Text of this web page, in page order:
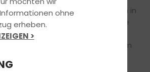
winterlicher Stimmung, Glühwein in
Portion Ehrgeiz wurde
Ob Naturtalent oder
stand ganz klar der Teamgeist im
definitiv nicht zu kurz!
ohne
erheben.
>